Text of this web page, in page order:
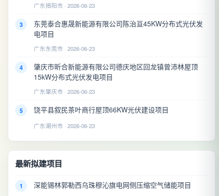
广东揭阳市 · 2026-06-23
3
东莞泰合惠晟新能源有限公司陈治亘45KW分布式光伏发
电项目
广东东莞市 · 2026-06-23
4
肇庆市昕合新能源有限公司德庆地区回龙镇曾沛林屋顶
15kW分布式光伏发电项目
广东肇庆市 · 2026-06-23
5 饶平县叙民茶叶商行屋顶66KW光伏建设项目
广东潮州市 · 2026-06-23
最新拟建项目
1 深能锡林郭勒西乌珠穆沁旗电网侧压缩空气储能项目